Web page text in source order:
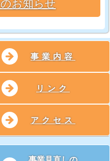
事業内容
リンク
アクセス